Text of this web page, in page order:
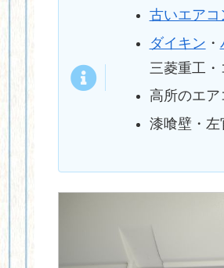
古いエアコ
ダイキン ・
三菱重工
高所のエ
漆喰壁・左